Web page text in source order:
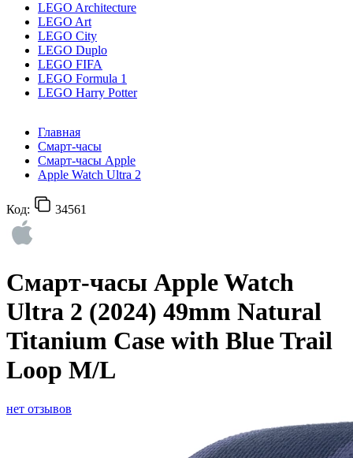
LEGO Architecture
LEGO Art
LEGO City
LEGO Duplo
LEGO FIFA
LEGO Formula 1
LEGO Harry Potter
Главная
Смарт-часы
Смарт-часы Apple
Apple Watch Ultra 2
Код: 34561
Смарт-часы Apple Watch
Ultra 2 (2024) 49mm Natural
Titanium Case with Blue Trail
Loop M/L
нет отзывов